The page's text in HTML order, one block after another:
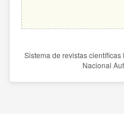
Sistema de revistas
Nacional